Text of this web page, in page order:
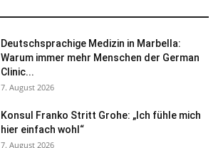
Deutschsprachige Medizin in Marbella:
Warum immer mehr Menschen der German
Clinic...
7. August 2026
Konsul Franko Stritt Grohe: „Ich fühle mich
hier einfach wohl“
7. August 2026